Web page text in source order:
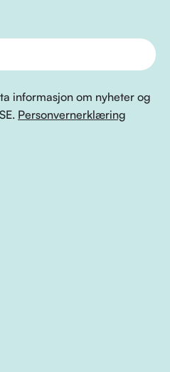
informasjon om nyheter og
Personvernerklæring